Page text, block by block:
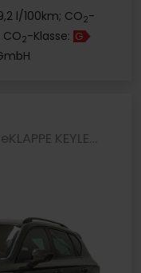
l/100km; CO2-
2-Klasse: G
Ateca 2.0 VZ DSG 4DRIVE AHK eKLAPPE KEYLESS LM19